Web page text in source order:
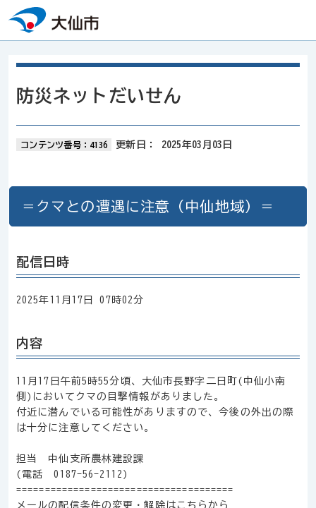
本文へスキップ
防災ネットだいせん
コンテンツ番号：4136 更新日： 2025年03月03日
＝クマとの遭遇に注意（中仙地域）＝
配信日時
2025年11月17日 07時02分
内容
11月17日午前5時55分頃、大仙市長野字二日町(中仙小南
側)においてクマの目撃情報がありました。
付近に潜んでいる可能性がありますので、今後の外出の際
は十分に注意してください。
担当 中仙支所農林建設課
(電話 0187-56-2112)
======================================
メールの配信条件の変更・解除はこちらから